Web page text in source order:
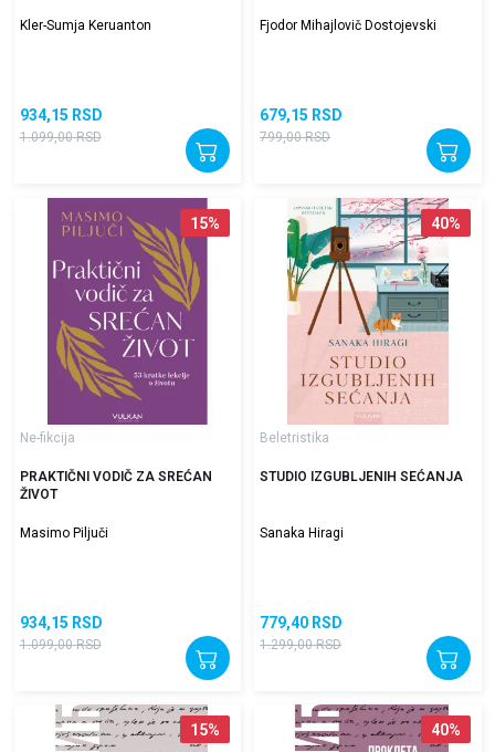
Kler-Sumja Keruanton
934,15 RSD
1.099,00 RSD
Fjodor Mihajlovič Dostojevski
679,15 RSD
799,00 RSD
15%
Ne-fikcija
PRAKTIČNI VODIČ ZA SREĆAN
ŽIVOT
Masimo Piljuči
934,15 RSD
1.099,00 RSD
40%
Beletristika
STUDIO IZGUBLJENIH SEĆANJA
Sanaka Hiragi
779,40 RSD
1.299,00 RSD
15% 40%